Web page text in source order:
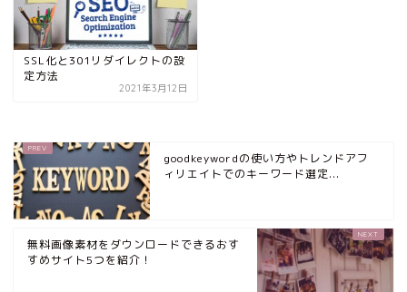
SSL化と301リダイレクトの設
定方法
2021年3月12日
goodkeywordの使い方やトレンドアフ
ィリエイトでのキーワード選定...
無料画像素材をダウンロードできるおす
すめサイト5つを紹介！